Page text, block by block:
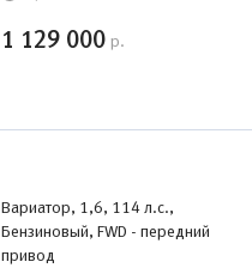
1 129 000 р.
Вариатор, 1,6, 114 л.с.,
Бензиновый, FWD - передний
привод